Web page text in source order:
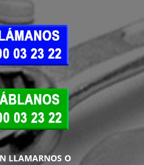
LLAMARNOS O